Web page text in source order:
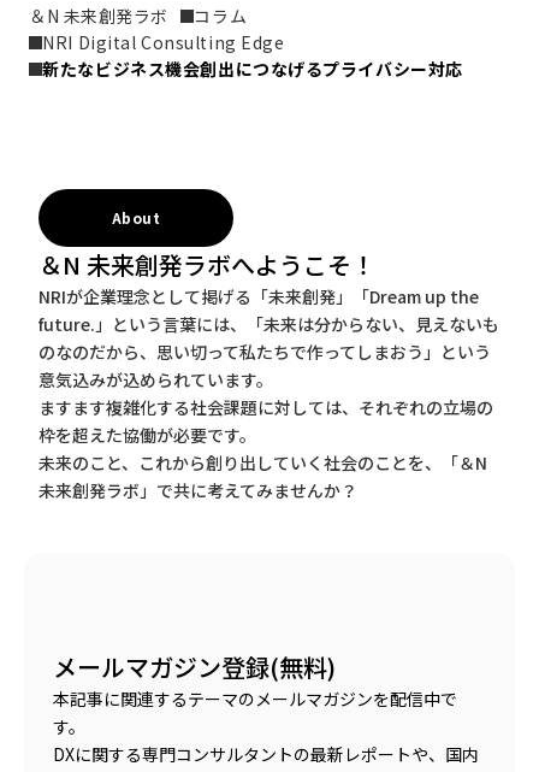
＆N 未来創発ラボ
コラム
NRI Digital Consulting Edge
新たなビジネス機会創出につなげるプライバシー対応
About
＆N 未来創発ラボへようこそ！
NRIが企業理念として掲げる「未来創発」「Dream up the
future.」という言葉には、「未来は分からない、見えないも
のなのだから、思い切って私たちで作ってしまおう」という
意気込みが込められています。
ますます複雑化する社会課題に対しては、それぞれの立場の
枠を超えた協働が必要です。
未来のこと、これから創り出していく社会のことを、「＆N
未来創発ラボ」で共に考えてみませんか？
メールマガジン登録(無料)
本記事に関連するテーマのメールマガジンを配信中で
す。
DXに関する専門コンサルタントの最新レポートや、国内